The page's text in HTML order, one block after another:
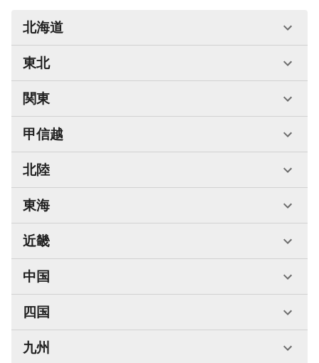
北海道
東北
関東
甲信越
北陸
東海
近畿
中国
四国
九州